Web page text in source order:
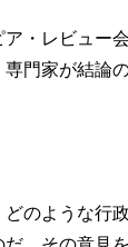
・レビュー
門家が結論
のような行